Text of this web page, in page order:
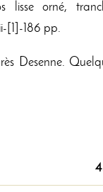
orné,
[1]-186 pp.
Desenne.